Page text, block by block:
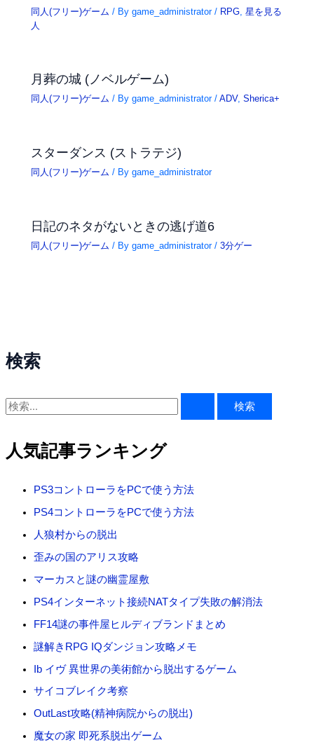
検索
検
対
象
人気記事ランキング
PS3コントローラをPCで使う方法
PS4コントローラをPCで使う方法
人狼村からの脱出
歪みの国のアリス攻略
マーカスと謎の幽霊屋敷
PS4インターネット接続NATタイプ失敗の解消法
FF14謎の事件屋ヒルディブランドまとめ
謎解きRPG IQダンジョン攻略メモ
Ib イヴ 異世界の美術館から脱出するゲーム
サイコブレイク考察
OutLast攻略(精神病院からの脱出)
魔女の家 即死系脱出ゲーム
同人(フリー)ゲーム / Bygame_administrator/ RPG ,星を見る
人
月葬の城 (ノベルゲーム)
同人(フリー)ゲーム / Bygame_administrator/ADV,Sherica+
スターダンス (ストラテジ)
同人(フリー)ゲーム / Bygame_administrator
日記のネタがないときの逃げ道6
同人(フリー)ゲーム / Bygame_administrator/3分ゲー